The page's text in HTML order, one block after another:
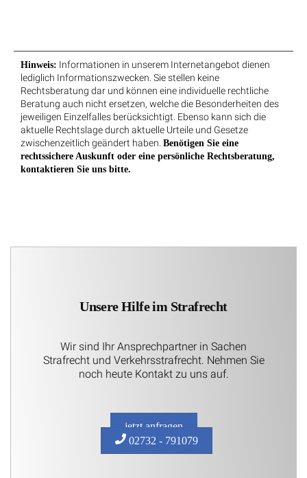
Hinweis: Informationen in unserem Internetangebot dienen
lediglich Informationszwecken. Sie stellen keine
Rechtsberatung dar und können eine individuelle rechtliche
Beratung auch nicht ersetzen, welche die Besonderheiten des
jeweiligen Einzelfalles berücksichtigt. Ebenso kann sich die
aktuelle Rechtslage durch aktuelle Urteile und Gesetze
zwischenzeitlich geändert haben. Benötigen Sie eine
rechtssichere Auskunft oder eine persönliche Rechtsberatung,
kontaktieren Sie uns bitte.
Unsere Hilfe im Strafrecht
Wir sind Ihr Ansprechpartner in Sachen
Strafrecht und Verkehrsstrafrecht. Nehmen Sie
noch heute Kontakt zu uns auf.
jetzt anfragen
02732 - 791079